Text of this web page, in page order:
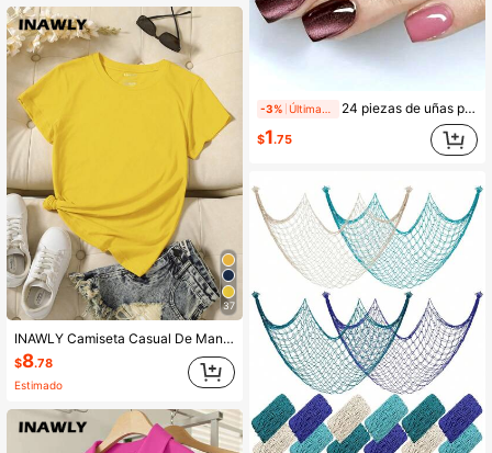
37
INAWLY Camiseta Casual De Manga Corta Con Cuello Redondo De Color Sólido
$8.78
Estimado
-3% 24 piezas de uñas postizas cuadradas de estilo europeo con efecto ojo de gato, unicolor, degradado rosa nude y gris, diseño minimalista versátil, cortas y removibles, adecuadas para uso diario, estudio, trabajo, vacaciones y fiestas de mujeres, incluye herramientas de arte de uñas
$1.75